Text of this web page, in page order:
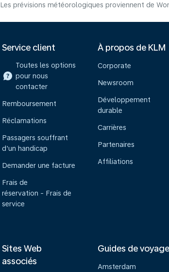
Les prévisions météorologiques proviennent de
Service client
Toutes les options
pour nous
contacter
Remboursement
Réclamations
Passagers souffrant
d’un handicap
Demander une facture
Frais de
réservation - Frais de
service
À propos de KLM
Corporate
Newsroom
Développement
durable
Carrières
Partenaires
Affiliations
Sites Web
associés
Guides de voyage
Amsterdam